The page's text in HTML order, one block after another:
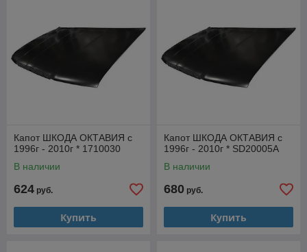
Капот ШКОДА ОКТАВИЯ с
1996г - 2010г * 1710030
В наличии
624 руб.
Купить
Капот ШКОДА ОКТАВИЯ с
1996г - 2010г * SD20005A
В наличии
680 руб.
Купить